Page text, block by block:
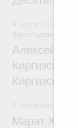
двусторонней
Алексей
Киргизской
Марат